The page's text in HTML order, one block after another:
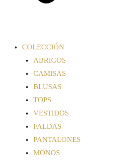
COLECCIÓN
ABRIGOS
CAMISAS
BLUSAS
TOPS
VESTIDOS
FALDAS
PANTALONES
MONOS